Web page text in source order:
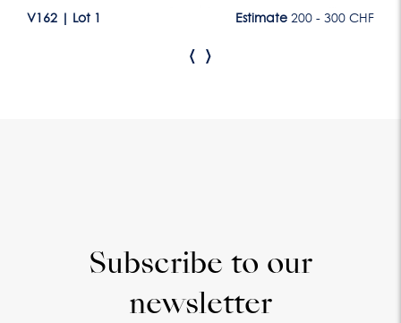
V162 Lot 1 Estimate 200 - 300 CHF
‹ ›
Subscribe to our
newsletter